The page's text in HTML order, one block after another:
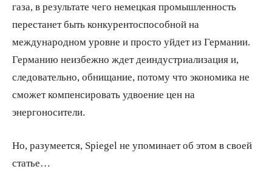
газа, в результате чего немецкая промышленность
перестанет быть конкурентоспособной на
международном уровне и просто уйдет из Германии.
Германию неизбежно ждет деиндустриализация и,
следовательно, обнищание, потому что экономика не
сможет компенсировать удвоение цен на
энергоносители.
Но, разумеется, Spiegel не упоминает об этом в своей
статье…